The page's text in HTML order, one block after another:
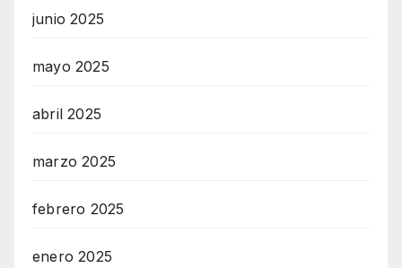
junio 2025
mayo 2025
abril 2025
marzo 2025
febrero 2025
enero 2025